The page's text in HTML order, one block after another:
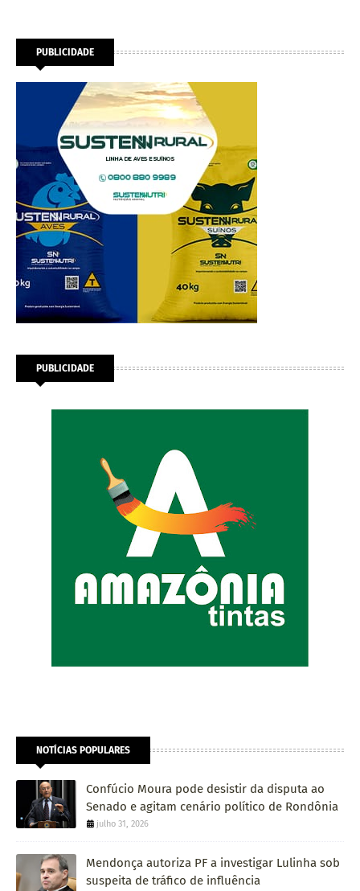
PUBLICIDADE
PUBLICIDADE
NOTÍCIAS POPULARES
Confúcio Moura pode desistir da disputa ao
Senado e agitam cenário político de Rondônia
julho 31, 2026
Mendonça autoriza PF a investigar Lulinha sob
suspeita de tráfico de influência